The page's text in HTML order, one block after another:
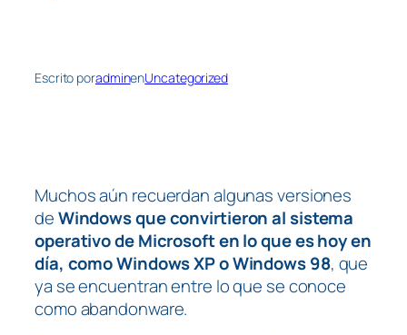
Escrito poradminenUncategorized
Muchos aún recuerdan algunas versiones
deWindows que convirtieron al sistema
operativo de Microsoft en lo que es hoy en
día, como Windows XP o Windows 98, que
ya se encuentran entre lo que se conoce
como abandonware.